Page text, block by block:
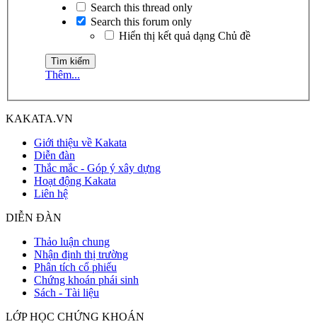
Search this thread only
Search this forum only
Hiển thị kết quả dạng Chủ đề
Thêm...
KAKATA.VN
Giới thiệu về Kakata
Diễn đàn
Thắc mắc - Góp ý xây dựng
Hoạt động Kakata
Liên hệ
DIỄN ĐÀN
Thảo luận chung
Nhận định thị trường
Phân tích cổ phiếu
Chứng khoán phái sinh
Sách - Tài liệu
LỚP HỌC CHỨNG KHOÁN